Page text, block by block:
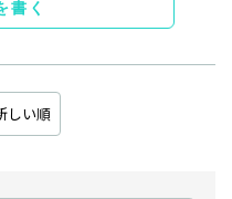
書く
しい順